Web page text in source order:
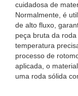
cuidadosa de
Normalmente, é
de alto fluxo,
peça bruta da
temperatura
processo de
aplicada, o
uma roda sólida